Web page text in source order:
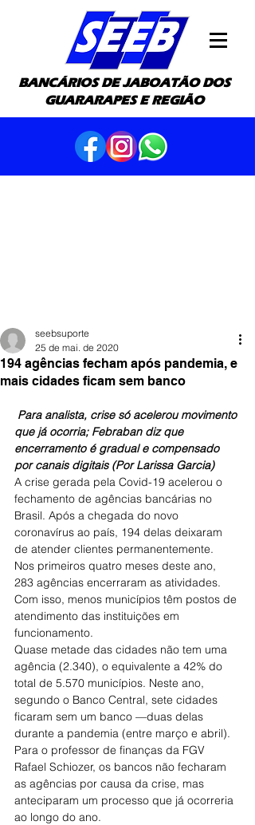
BANCÁRIOS DE JABOATÃO DOS
GUARARAPES E REGIÃO
194 agências fecham após pandemia, e
mais cidades ficam sem banco
seebsuporte
25 de mai. de 2020
Para analista, crise só acelerou movimento
que já ocorria; Febraban diz que
encerramento é gradual e compensado
por canais digitais (Por Larissa Garcia)
A crise gerada pela Covid-19 acelerou o
fechamento de agências bancárias no
Brasil. Após a chegada do novo
coronavírus ao país, 194 delas deixaram
de atender clientes permanentemente.
Nos primeiros quatro meses deste ano,
283 agências encerraram as atividades.
Com isso, menos municípios têm postos de
atendimento das instituições em
funcionamento.
Quase metade das cidades não tem uma
agência (2.340), o equivalente a 42% do
total de 5.570 municípios. Neste ano,
segundo o Banco Central, sete cidades
ficaram sem um banco —duas delas
durante a pandemia (entre março e abril).
Para o professor de finanças da FGV
Rafael Schiozer, os bancos não fecharam
as agências por causa da crise, mas
anteciparam um processo que já ocorreria
ao longo do ano.